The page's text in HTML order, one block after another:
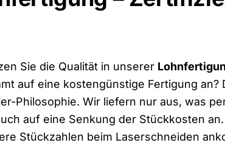
Sie die Qualität in unserer
auf eine kostengünstige Fertigung
Philosophie. Wir liefern nur aus, was
auf eine Senkung der Stückkosten
Stückzahlen beim Laserschneiden